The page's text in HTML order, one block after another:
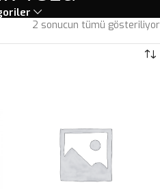
2 sonucun tümü gösteriliyor